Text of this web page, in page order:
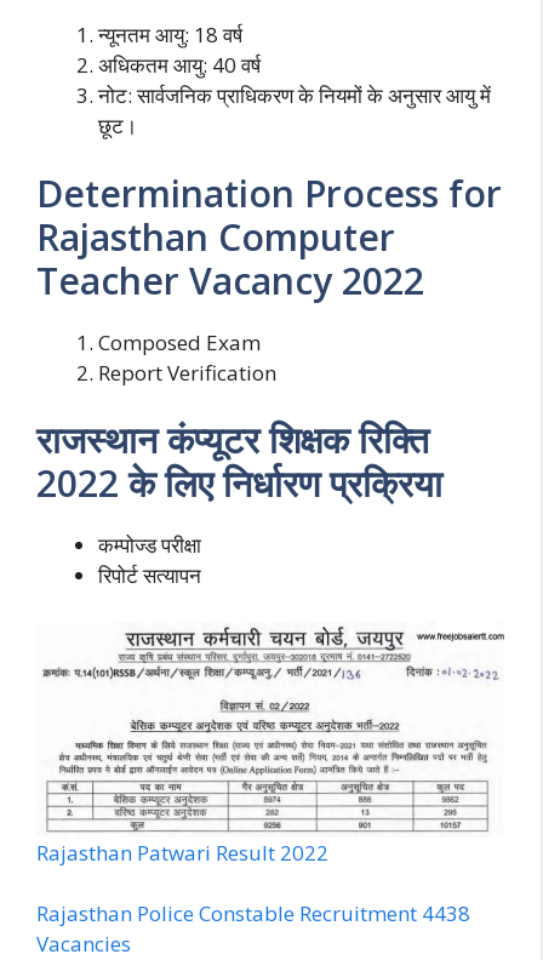
न्यूनतम आयु: 18 वर्ष
अधिकतम आयु: 40 वर्ष
नोट: सार्वजनिक प्राधिकरण के नियमों के अनुसार आयु में
छूट।
Determination Process for
Rajasthan Computer
Teacher Vacancy 2022
Composed Exam
Report Verification
राजस्थान कंप्यूटर शिक्षक रिक्ति
2022 के लिए निर्धारण प्रक्रिया
कम्पोज्ड परीक्षा
रिपोर्ट सत्यापन
Rajasthan Patwari Result 2022
Rajasthan Police Constable Recruitment 4438
Vacancies